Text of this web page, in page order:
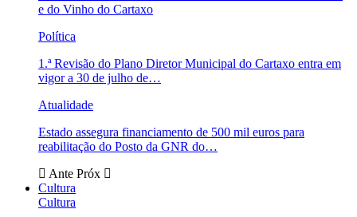
e do Vinho do Cartaxo
Política
1.ª Revisão do Plano Diretor Municipal do Cartaxo entra em
vigor a 30 de julho de…
Atualidade
Estado assegura financiamento de 500 mil euros para
reabilitação do Posto da GNR do…
Ante Próx
Cultura
Cultura